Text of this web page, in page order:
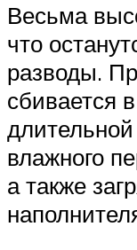
Весьма
что
разводы.
сбивается
влажного
а также